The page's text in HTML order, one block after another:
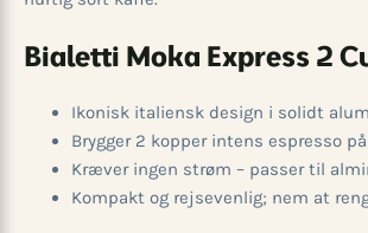
Bialetti Moka Express 2
Ikonisk italiensk design i solidt
Brygger 2 kopper intens espresso
Kræver ingen strøm – passer til
Kompakt og rejsevenlig; nem at